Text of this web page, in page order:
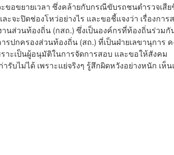
ขอขยายเวลา ซึ่งคล้ายกับกรณีขับรถชนตำรวจเสี
ะจะปิดช่องโหว่อย่างไร และขอชี้แจงว่า เรื่องการ
ส่วนท้องถิ่น (กสถ.) ซึ่งเป็นองค์กรที่ท้องถิ่นร่วมกั
ปกครองส่วนท้องถิ่น (สถ.) ที่เป็นฝ่ายเลขานุการ
ะเป็นผู้อนุมัติในการจัดการสอบ และขอให้สังคม
รับไม่ได้ เพราะแย่จริงๆ รู้สึกผิดหวังอย่างหนัก เห็